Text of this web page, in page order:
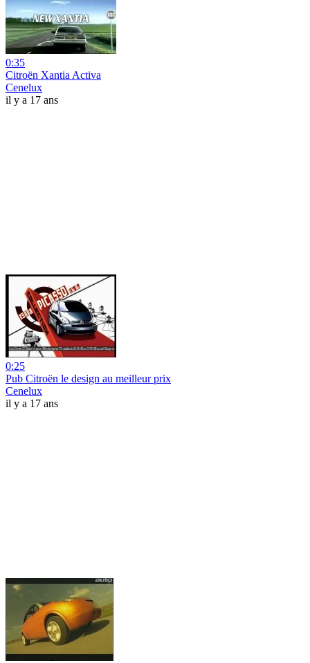
0:35
Citroën Xantia Activa
Cenelux
il y a 17 ans
0:25
Pub Citroën le design au meilleur prix
Cenelux
il y a 17 ans